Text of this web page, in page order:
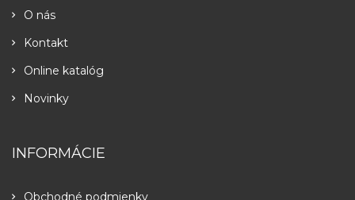
O nás
Kontakt
Online katalóg
Novinky
INFORMÁCIE
Obchodné podmienky